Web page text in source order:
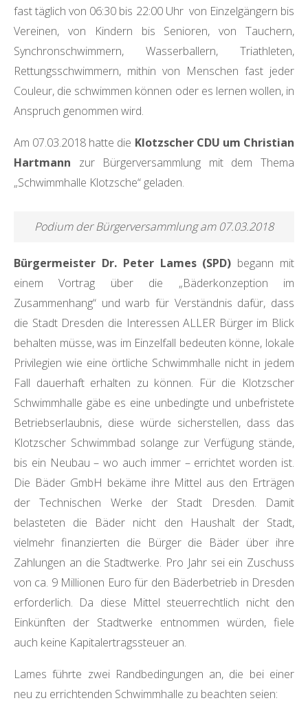
fast täglich von 06:30 bis 22:00 Uhr von Einzelgängern bis
Vereinen, von Kindern bis Senioren, von Tauchern,
Synchronschwimmern, Wasserballern, Triathleten,
Rettungsschwimmern, mithin von Menschen fast jeder
Couleur, die schwimmen können oder es lernen wollen, in
Anspruch genommen wird.
Am 07.03.2018 hatte die Klotzscher CDU um Christian
Hartmann zur Bürgerversammlung mit dem Thema
„Schwimmhalle Klotzsche“ geladen.
Podium der Bürgerversammlung am 07.03.2018
Bürgermeister Dr. Peter Lames (SPD) begann mit
einem Vortrag über die „Bäderkonzeption im
Zusammenhang“ und warb für Verständnis dafür, dass
die Stadt Dresden die Interessen ALLER Bürger im Blick
behalten müsse, was im Einzelfall bedeuten könne, lokale
Privilegien wie eine örtliche Schwimmhalle nicht in jedem
Fall dauerhaft erhalten zu können. Für die Klotzscher
Schwimmhalle gäbe es eine unbedingte und unbefristete
Betriebserlaubnis, diese würde sicherstellen, dass das
Klotzscher Schwimmbad solange zur Verfügung stände,
bis ein Neubau – wo auch immer – errichtet worden ist.
Die Bäder GmbH bekäme ihre Mittel aus den Erträgen
der Technischen Werke der Stadt Dresden. Damit
belasteten die Bäder nicht den Haushalt der Stadt,
vielmehr finanzierten die Bürger die Bäder über ihre
Zahlungen an die Stadtwerke. Pro Jahr sei ein Zuschuss
von ca. 9 Millionen Euro für den Bäderbetrieb in Dresden
erforderlich. Da diese Mittel steuerrechtlich nicht den
Einkünften der Stadtwerke entnommen würden, fiele
auch keine Kapitalertragssteuer an.
Lames führte zwei Randbedingungen an, die bei einer
neu zu errichtenden Schwimmhalle zu beachten seien: